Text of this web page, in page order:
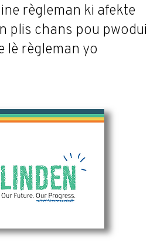
règleman ki afekte
plis chans pou pwodui
lè règleman yo